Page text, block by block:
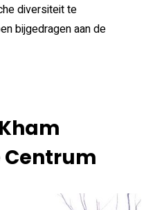
diversiteit te
bijgedragen aan de